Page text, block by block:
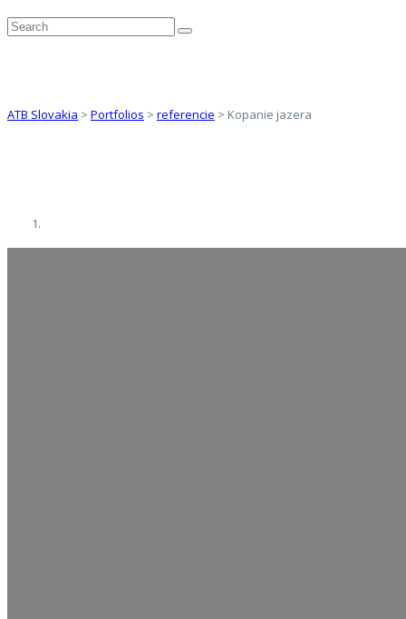
ATB Slovakia > Portfolios > referencie > Kopanie jazera